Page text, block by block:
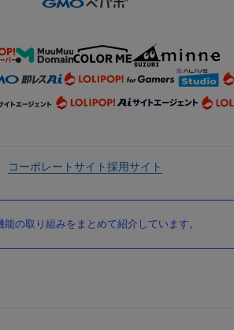
コーポレートサイト採用サイト
の取り組みをまとめて紹介しています。